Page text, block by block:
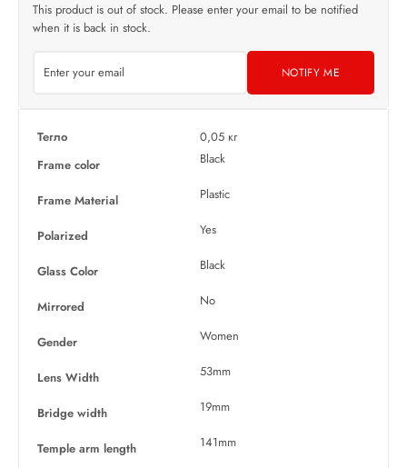
This product is out of stock. Please enter your email to be notified
when it is back in stock.
NOTIFY ME
Тегло
0,05 кг
Frame color
Black
Frame Material Plastic
Polarized Yes
Glass Color Black
Mirrored No
Gender Women
Lens Width 53mm
Bridge width 19mm
Temple arm length 141mm